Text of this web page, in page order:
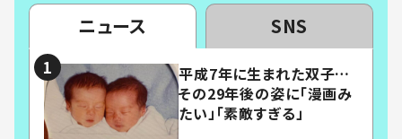
ニュース SNS
平成7年に生まれた双子…
その29年後の姿に「漫画み
たい」「素敵すぎる」